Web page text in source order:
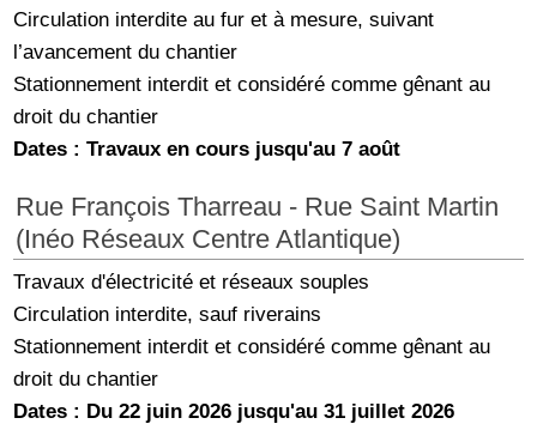
Circulation interdite au fur et à mesure, suivant
l’avancement du chantier
Stationnement interdit et considéré comme gênant au
droit du chantier
Dates : Travaux en cours jusqu'au 7 août
Rue François Tharreau - Rue Saint Martin
(Inéo Réseaux Centre Atlantique)
Travaux d'électricité et réseaux souples
Circulation interdite, sauf riverains
Stationnement interdit et considéré comme gênant au
droit du chantier
Dates : Du 22 juin 2026 jusqu'au 31 juillet 2026